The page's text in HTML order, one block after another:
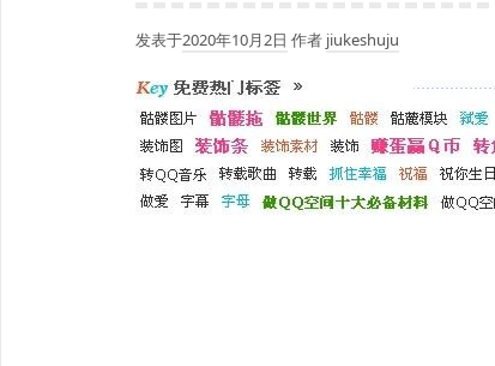
发表于2020年10月2日 作者 jiukeshuju